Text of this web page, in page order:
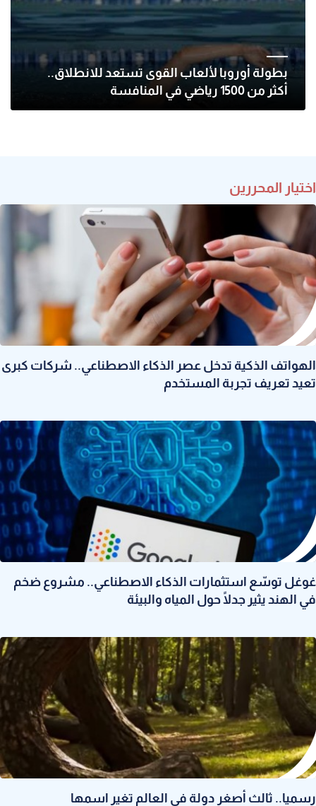
بطولة أوروبا لألعاب القوى تستعد للانطلاق..
أكثر من 1500 رياضي في المنافسة
اختيار المحررين
الهواتف الذكية تدخل عصر الذكاء الاصطناعي.. شركات كبرى
تعيد تعريف تجربة المستخدم
غوغل توسّع استثمارات الذكاء الاصطناعي.. مشروع ضخم
في الهند يثير جدلًا حول المياه والبيئة
رسميا.. ثالث أصغر دولة في العالم تغير اسمها